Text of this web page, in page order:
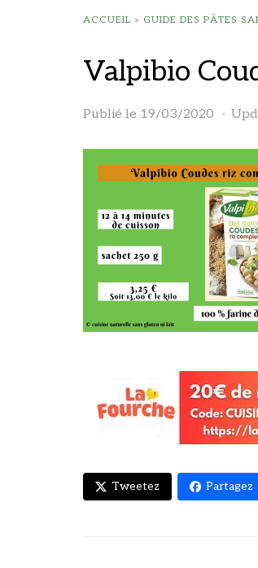
ACCUEIL » GUIDE DES PÂTES
Valpibio
Publié le 19/03/2020
Tweetez Partagez